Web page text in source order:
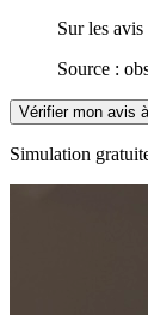
Sur les
Source :
Vérifier mon avis
Simulation